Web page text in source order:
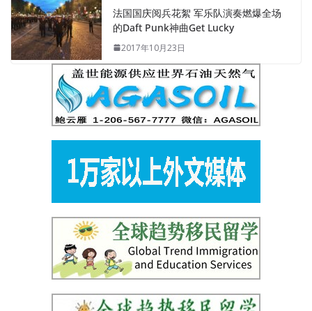
法国国庆阅兵花絮 军乐队演奏燃爆全场
的Daft Punk神曲Get Lucky
2017年10月23日